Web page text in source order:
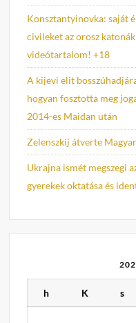
Konsztantyinovka: saját
civileket az orosz
videótartalom! +18
A kijevi elit
hogyan fosztotta meg
2014-es Maidan után
Zelenszkij átverte
Ukrajna ismét megszegi
gyerekek oktatása és
h K s